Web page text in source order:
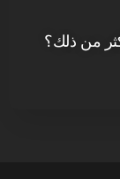
من ذلك؟